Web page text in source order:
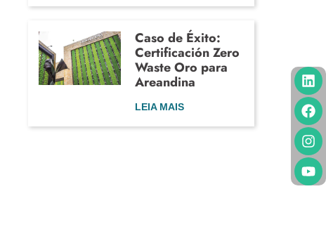
Caso de Éxito:
Certificación Zero
Waste Oro para
Areandina
LEIA MAIS